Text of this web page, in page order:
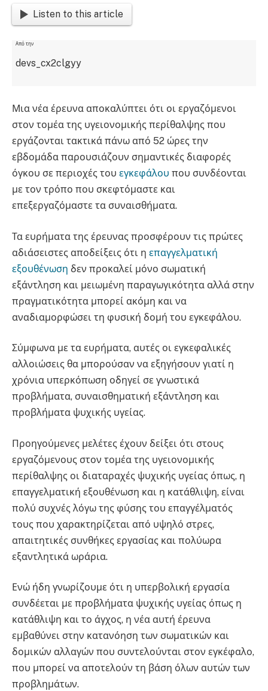
Listen to this article
Από την
devs_cx2clgyy
Μια νέα έρευνα αποκαλύπτει ότι οι εργαζόμενοι
στον τομέα της υγειονομικής περίθαλψης που
εργάζονται τακτικά πάνω από 52 ώρες την
εβδομάδα παρουσιάζουν σημαντικές διαφορές
όγκου σε περιοχές του εγκεφάλου που συνδέονται
με τον τρόπο που σκεφτόμαστε και
επεξεργαζόμαστε τα συναισθήματα.
Τα ευρήματα της έρευνας προσφέρουν τις πρώτες
αδιάσειστες αποδείξεις ότι η επαγγελματική
εξουθένωση δεν προκαλεί μόνο σωματική
εξάντληση και μειωμένη παραγωγικότητα αλλά στην
πραγματικότητα μπορεί ακόμη και να
αναδιαμορφώσει τη φυσική δομή του εγκεφάλου.
Σύμφωνα με τα ευρήματα, αυτές οι εγκεφαλικές
αλλοιώσεις θα μπορούσαν να εξηγήσουν γιατί η
χρόνια υπερκόπωση οδηγεί σε γνωστικά
προβλήματα, συναισθηματική εξάντληση και
προβλήματα ψυχικής υγείας.
Προηγούμενες μελέτες έχουν δείξει ότι στους
εργαζόμενους στον τομέα της υγειονομικής
περίθαλψης οι διαταραχές ψυχικής υγείας όπως, η
επαγγελματική εξουθένωση και η κατάθλιψη, είναι
πολύ συχνές λόγω της φύσης του επαγγέλματός
τους που χαρακτηρίζεται από υψηλό στρες,
απαιτητικές συνθήκες εργασίας και πολύωρα
εξαντλητικά ωράρια.
Ενώ ήδη γνωρίζουμε ότι η υπερβολική εργασία
συνδέεται με προβλήματα ψυχικής υγείας όπως η
κατάθλιψη και το άγχος, η νέα αυτή έρευνα
εμβαθύνει στην κατανόηση των σωματικών και
δομικών αλλαγών που συντελούνται στον εγκέφαλο,
που μπορεί να αποτελούν τη βάση όλων αυτών των
προβλημάτων.